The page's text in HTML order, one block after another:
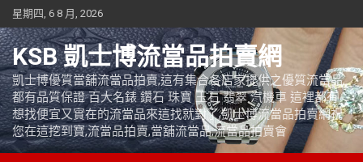
Skip
to
content
星期四, 6 8 月, 2026
KSB 凱士博流當品拍賣網
凱士博優質當舖流當品拍賣,這有集合各店家提供之優質流當品,
都有品質保證 百大名錶 鑽石 珠寶 玉石 翡翠 汽機車 這裡都有
想找便宜又實在的流當品來這找就對了,凱士博流當品拍賣網祝
您在這挖到寶,流當品拍賣,當舖流當品,流當品拍賣會